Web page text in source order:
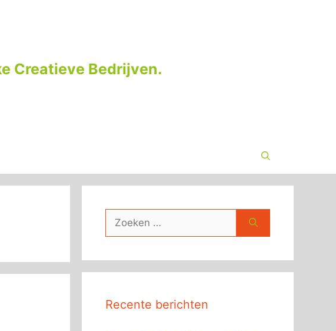
Creatieve Bedrijven.
naar:
Recente berichten